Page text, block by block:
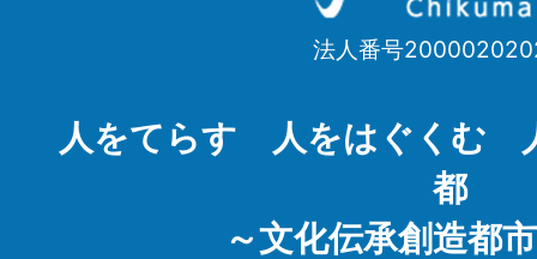
Chikuma
法人番号
人をてらす 人をはぐくむ
都
～文化伝承創造都